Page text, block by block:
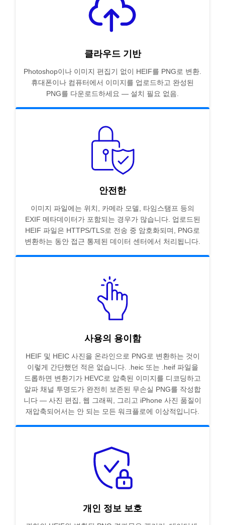
클라우드 기반
Photoshop이나 이미지 편집기 없이 HEIF를 PNG로 변환.
휴대폰이나 컴퓨터에서 이미지를 업로드하고 완성된
PNG를 다운로드하세요 — 설치 필요 없음.
안전한
이미지 파일에는 위치, 카메라 모델, 타임스탬프 등의
EXIF 메타데이터가 포함되는 경우가 많습니다. 업로드된
HEIF 파일은 HTTPS/TLS로 전송 중 암호화되며, PNG로
변환하는 동안 접근 통제된 데이터 센터에서 처리됩니다.
사용의 용이함
HEIF 및 HEIC 사진을 온라인으로 PNG로 변환하는 것이
이렇게 간단했던 적은 없습니다. .heic 또는 .heif 파일을
드롭하면 변환기가 HEVC로 압축된 이미지를 디코딩하고
알파 채널 투명도가 완전히 보존된 무손실 PNG를 작성합
니다 — 사진 편집, 웹 그래픽, 그리고 iPhone 사진 품질이
재압축되어서는 안 되는 모든 워크플로에 이상적입니다.
개인 정보 보호